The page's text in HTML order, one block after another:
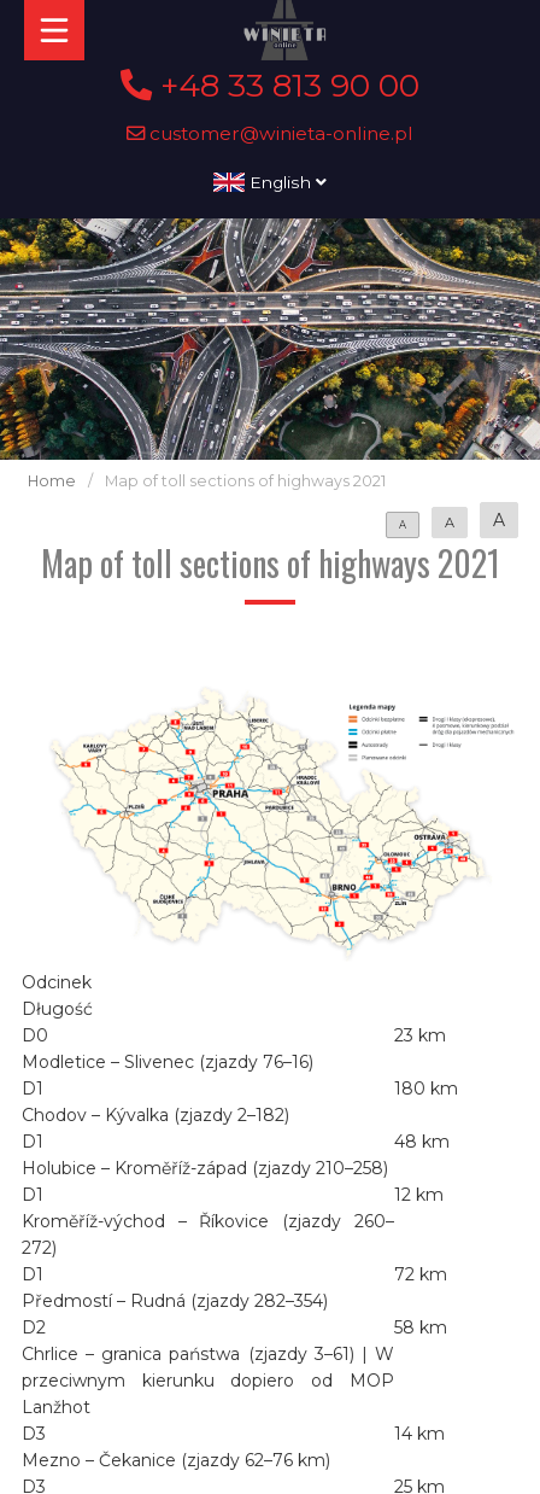
+48 33 813 90 00
customer@winieta-online.pl
English
Home / Map of toll sections of highways 2021
A A A
Map of toll sections of highways 2021
Odcinek
Długość
D0
Modletice – Slivenec (zjazdy 76–16)
23 km
D1
Chodov – Kývalka (zjazdy 2–182)
180 km
D1
Holubice – Kroměříž-západ (zjazdy 210–258)
48 km
D1
Kroměříž-východ – Říkovice (zjazdy 260–
272)
12 km
D1
Předmostí – Rudná (zjazdy 282–354)
72 km
D2
Chrlice – granica państwa (zjazdy 3–61) | W
przeciwnym kierunku dopiero od MOP
Lanžhot
58 km
D3
Mezno – Čekanice (zjazdy 62–76 km)
14 km
D3
25 km